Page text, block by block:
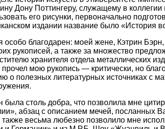
Дону Поттингеру, служащему в
его рисунки, первоначально
издании название было «История
особо благодарен: моей жене, Кэтрин
рукописей, а также за множество
хранителя отдела металлических
прочел мою рукопись — критически, но
о полезных литературных источниках с
столь добра, что позволила мне
абзац с описанием мечей, посланных
весьма любезно позволило мне